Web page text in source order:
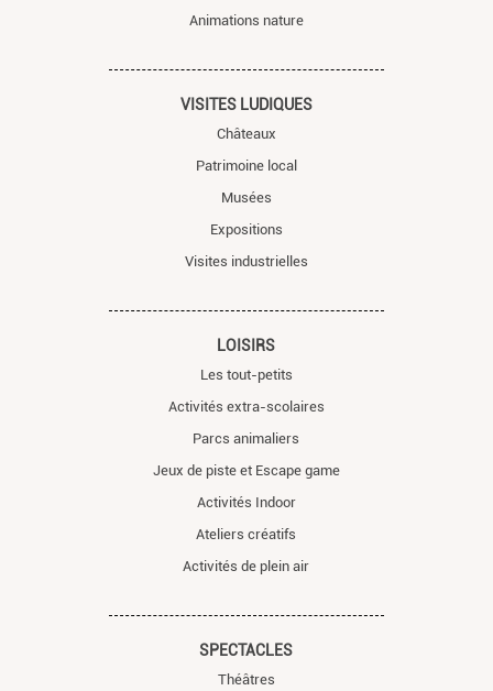
Animations nature
VISITES LUDIQUES
Châteaux
Patrimoine local
Musées
Expositions
Visites industrielles
LOISIRS
Les tout-petits
Activités extra-scolaires
Parcs animaliers
Jeux de piste et Escape game
Activités Indoor
Ateliers créatifs
Activités de plein air
SPECTACLES
Théâtres